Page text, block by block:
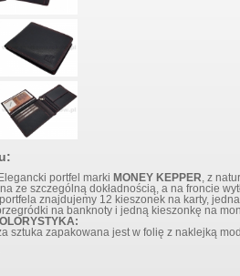
Elegancki portfel marki MONEY KEPPER, z
ze szczególną dokładnością, a na froncie
znajdujemy 12 kieszonek na karty,
na banknoty i jedną kieszonkę na
sztuka zapakowana jest w folię z naklejką